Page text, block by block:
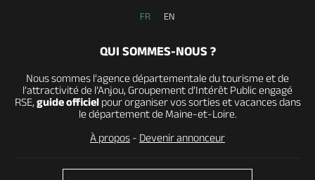
FR EN
QUI SOMMES-NOUS ?
Nous sommes l’agence départementale du tourisme et de
l’attractivité de l’Anjou, Groupement d’Intérêt Public engagé
RSE, guide officielpour organiser vos sorties et vacances dans
le département de Maine-et-Loire.
À propos - Devenir annonceur